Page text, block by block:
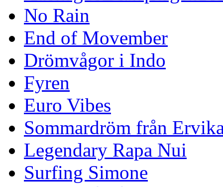
No Rain
End of Movember
Drömvågor i Indo
Fyren
Euro Vibes
Sommardröm från
Legendary Rapa Nui
Surfing Simone